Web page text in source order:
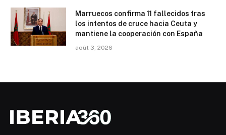
Marruecos confirma 11 fallecidos tras
los intentos de cruce hacia Ceuta y
mantiene la cooperación con España
août 3, 2026